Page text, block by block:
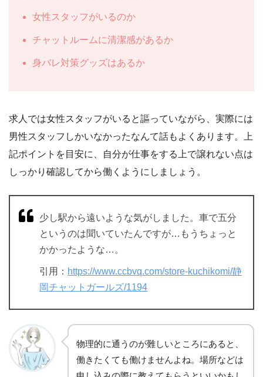
女性スタッフがいるのか
チャットルームに清潔感があるか
身バレ対策グッズはあるか
求人では女性スタッフがいると謳っていながら、実際には
男性スタッフしかいなかったなんて話もよくあります。上
記ポイントを目安に、自分が仕事をする上で譲れない点は
しっかり確認してから働くようにしましょう。
少し駅から遠いような気がしました。車で五分
というのは聞いていたんですが…もうちょっと
かかったような…。
引用： https://www.ccbvq.com/store-kuchikomi/静
岡チャットガールズ/1194
物理的に通うのが難しいところにあると、
働きたくても働けませんよね。場所などは